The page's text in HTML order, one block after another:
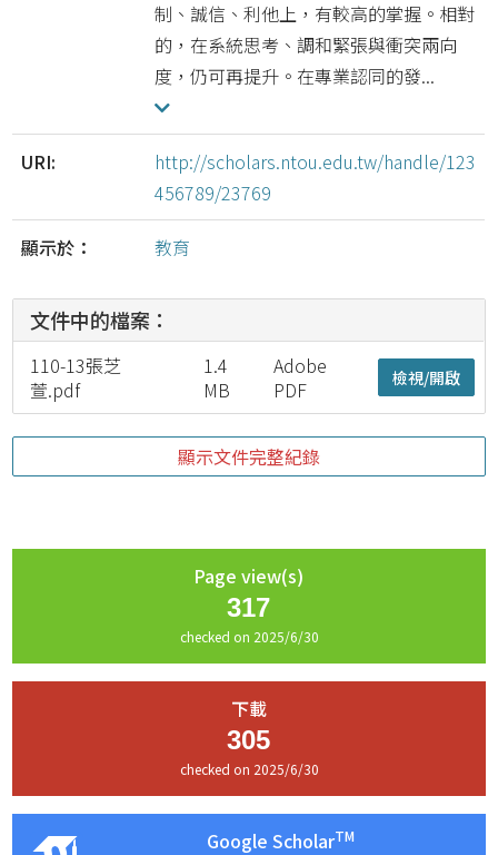
制、誠信、利他上，有較高的掌握。相對
的，在系統思考、調和緊張與衝突兩向
度，仍可再提升。在專業認同的發...
URI:
http://scholars.ntou.edu.tw/handle/123
456789/23769
顯示於： 教育
文件中的檔案：
110-13張芝
萱.pdf
1.4
MB
Adobe
PDF
檢視/開啟
顯示文件完整紀錄
Page view(s)
317
checked on 2025/6/30
下載
305
checked on 2025/6/30
Google ScholarTM